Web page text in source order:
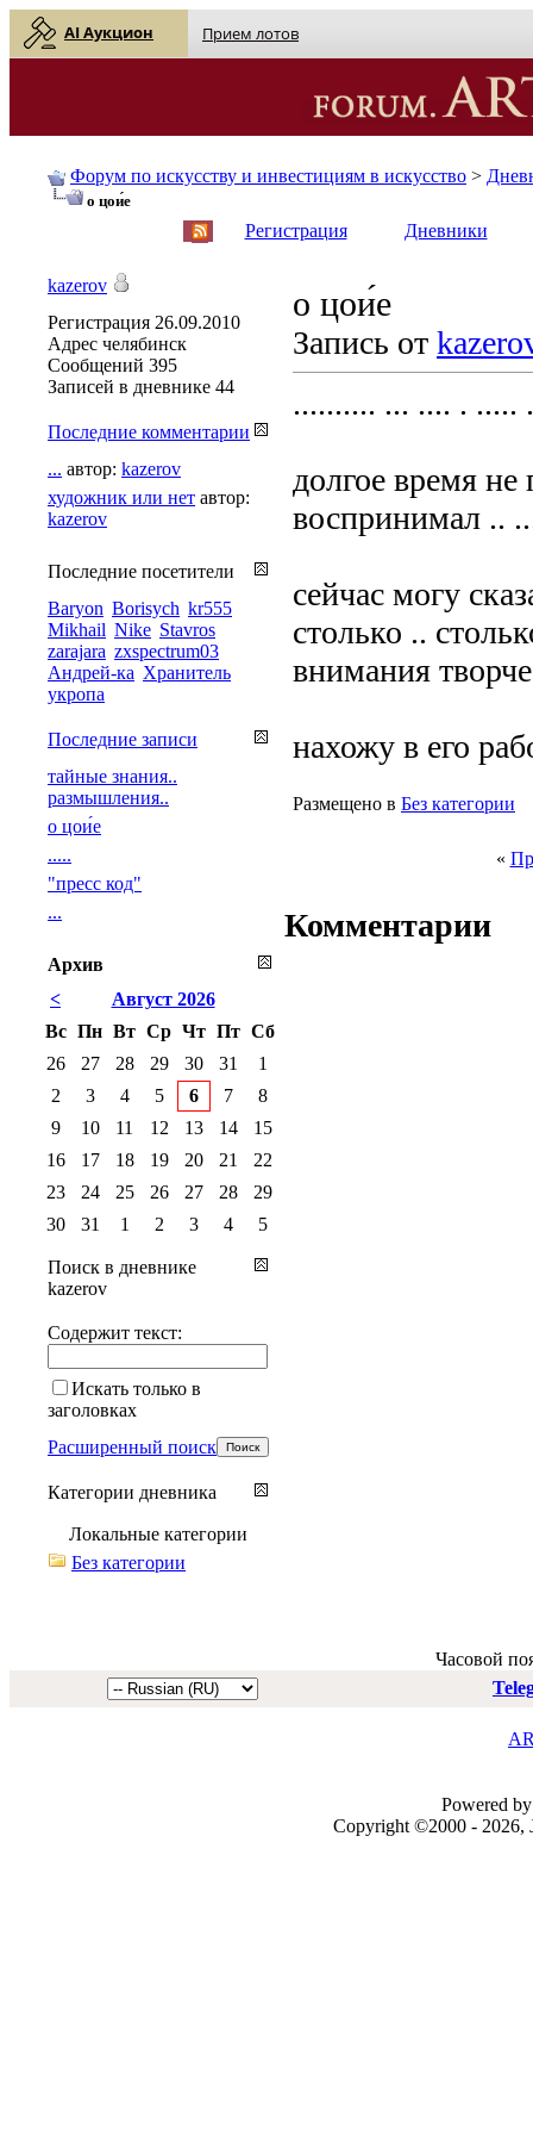
AI Аукцион Прием лотов
Форум по искусству и инвестициям в искусство >
о цои́е
Регистрация Дневники
о цои́е
Запись от
.......... ... .... . .....
долгое время не
воспринимал ..
сейчас могу
столько ..
внимания
нахожу в его
Размещено в Без категории
«
Комментарии
kazerov
Регистрация 26.09.2010
Адрес челябинск
Сообщений 395
Записей в дневнике 44
Последние комментарии
... автор: kazerov
художник или нет автор:
kazerov
Последние посетители
Baryon Borisych kr555
Mikhail Nike Stavros
zarajara zxspectrum03
Андрей-ка Хранитель
укропа
Последние записи
тайные знания..
размышления..
о цои́е
.....
"пресс код"
...
Архив
<
Август 2026
Вс Пн Вт Ср Чт Пт Сб
26
27 28 29 30 31
1
2
3 4 5 6 7
8
9
10 11 12 13 14
15
16
17 18 19 20 21
22
23
24 25 26 27 28
29
30
31 1 2 3 4 5
Поиск в дневнике
kazerov
Содержит текст:
Искать только в
заголовках
Расширенный поиск
Категории дневника
Локальные категории
Без категории
Часовой
Powered
Copyright ©2000 - 2026,